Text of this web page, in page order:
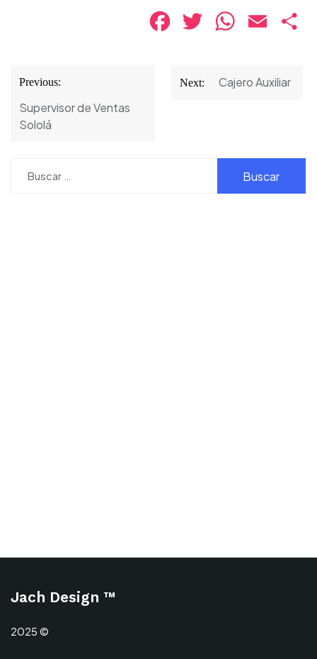
Facebook
Twitter WhatsApp
Email
Navegación
de
entradas
Previous:
Supervisor de Ventas
Sololá
Next: Cajero Auxiliar
Jach Design ™
2025 ©